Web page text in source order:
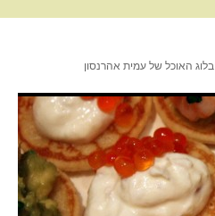
בלוג האוכל של עמית אהרנסון